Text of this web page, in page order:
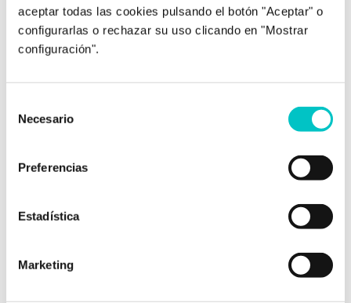
aceptar todas las cookies pulsando el botón "Aceptar" o
configurarlas o rechazar su uso clicando en "Mostrar
configuración".
Necesario
Preferencias
Estadística
MarketingObjetivos: cómo llegar a ellos